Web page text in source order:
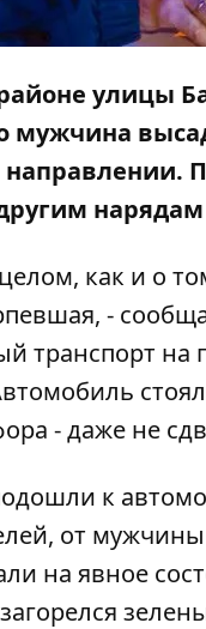
улицы
мужчина
как и о
-
транспорт на
- даже не
к
от
на явное